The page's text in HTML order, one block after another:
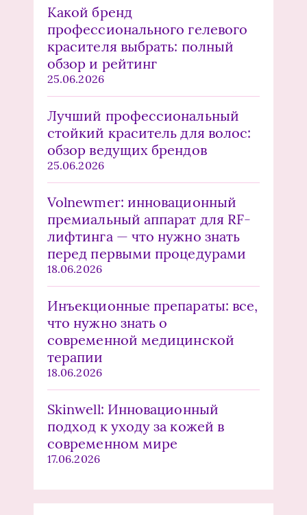
Какой бренд
профессионального гелевого
красителя выбрать: полный
обзор и рейтинг
25.06.2026
Лучший профессиональный
стойкий краситель для волос:
обзор ведущих брендов
25.06.2026
Volnewmer: инновационный
премиальный аппарат для RF-
лифтинга — что нужно знать
перед первыми процедурами
18.06.2026
Инъекционные препараты: все,
что нужно знать о
современной медицинской
терапии
18.06.2026
Skinwell: Инновационный
подход к уходу за кожей в
современном мире
17.06.2026